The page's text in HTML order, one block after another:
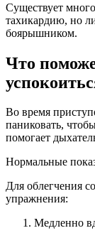
Существует
тахикардию, но
боярышником.
Что
Во время
паниковать,
помогает
Нормальные
Для облегчения
упражнения:
Медленно